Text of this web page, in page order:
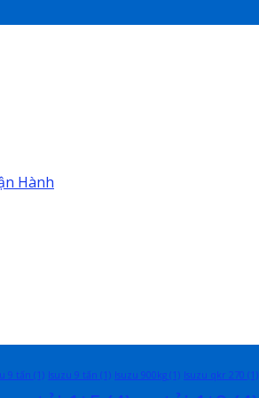
Hành
9 tấn (1) Isuzu 9 tấn (1) Isuzu 900kg (1) Isuzu qkr 270 (1)